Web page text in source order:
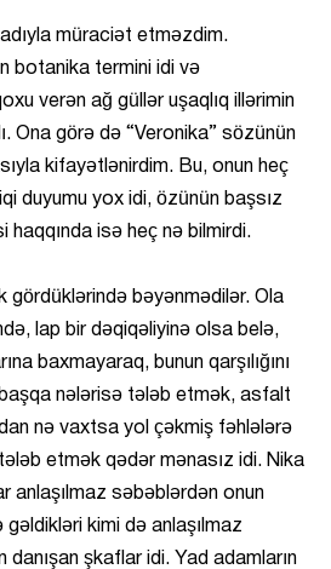
müraciət etməzdim.
botanika termini idi və
verən ağ güllər uşaqlıq illərimin
Ona görə də “Veronika” sözünün
kifayətlənirdim. Bu, onun heç
duyumu yox idi, özünün başsız
haqqında isə heç nə bilmirdi.
gördüklərində bəyənmədilər. Ola
lap bir dəqiqəliyinə olsa belə,
baxmayaraq, bunun qarşılığını
nələrisə tələb etmək, asfalt
nə vaxtsa yol çəkmiş fəhlələrə
etmək qədər mənasız idi. Nika
anlaşılmaz səbəblərdən onun
gəldikləri kimi də anlaşılmaz
şkaflar idi. Yad adamların